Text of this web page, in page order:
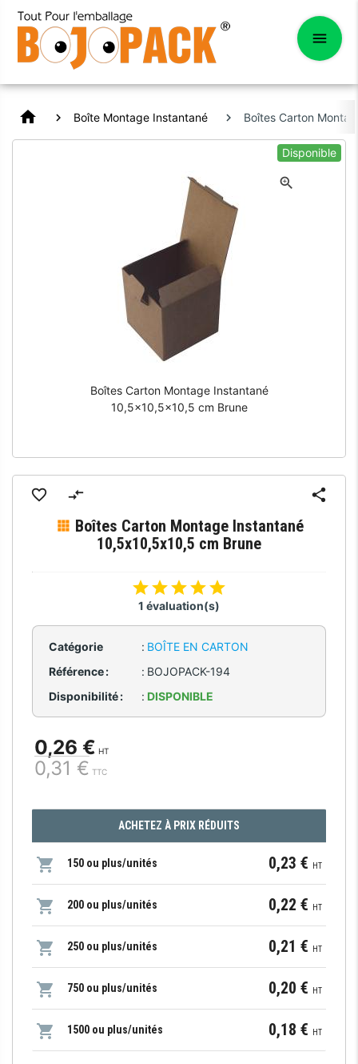
home Boîte Montage Instantané Boîtes Carton
Disponible
Boîtes Carton Montage Instantané
10,5x10,5x10,5 cm Brune
Boîtes Carton Montage Instantané
10,5x10,5x10,5 cm Brune
1 évaluation(s)
Catégorie : BOÎTE EN CARTON
Référence :
: BOJOPACK-194
Disponibilité :
: DISPONIBLE
0,26 € HT
0,31 € TTC
ACHETEZ À PRIX RÉDUITS
150 ou plus/unités 0,23 € HT
200 ou plus/unités 0,22 € HT
250 ou plus/unités 0,21 € HT
750 ou plus/unités 0,20 € HT
1500 ou plus/unités 0,18 € HT